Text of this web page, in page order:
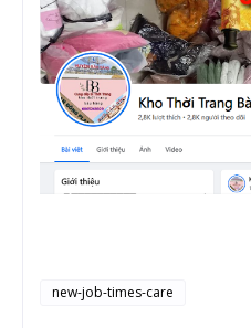
new-job-times-care